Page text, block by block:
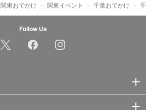
関東おでかけ 関東イベント 千葉おでかけ
Follow Us